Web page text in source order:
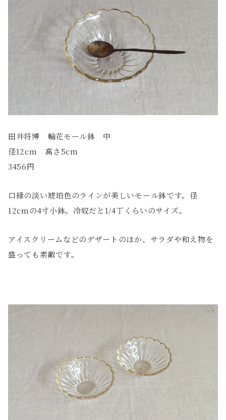
田井将博 輪花モール鉢 中
径12cm 高さ5cm
3456円
口縁の淡い琥珀色のラインが美しいモール鉢です。径
12cmの4寸小鉢。冷奴だと1/4丁くらいのサイズ。
アイスクリームなどのデザートのほか、サラダや和え物を
盛っても素敵です。